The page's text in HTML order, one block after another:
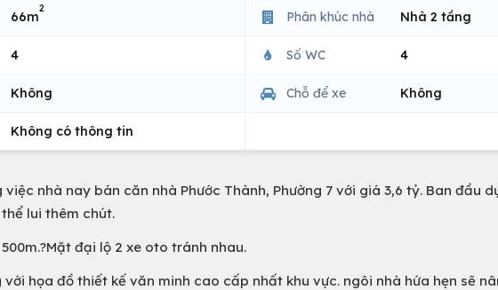
66m
2
Phân khúc nhà Nhà 2 tầng
4 Số WC 4
Không Chỗ để xe Không
Không có thông tin
nhà nay bán căn nhà Phước Thành, Phường 7 với giá 3,6 tỷ. Ban đầu
lui thêm chút.
đại lộ 2 xe oto tránh nhau.
với họa đồ thiết kế văn minh cao cấp nhất khu vực. ngôi nhà hứa hẹn sẽ